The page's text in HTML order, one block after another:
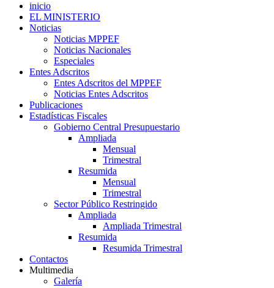
inicio
EL MINISTERIO
Noticias
Noticias MPPEF
Noticias Nacionales
Especiales
Entes Adscritos
Entes Adscritos del MPPEF
Noticias Entes Adscritos
Publicaciones
Estadísticas Fiscales
Gobierno Central Presupuestario
Ampliada
Mensual
Trimestral
Resumida
Mensual
Trimestral
Sector Público Restringido
Ampliada
Ampliada Trimestral
Resumida
Resumida Trimestral
Contactos
Multimedia
Galería